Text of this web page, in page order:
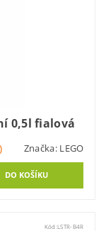
0,5l fialová
Značka: LEGO
Kód: LSTR-B4R